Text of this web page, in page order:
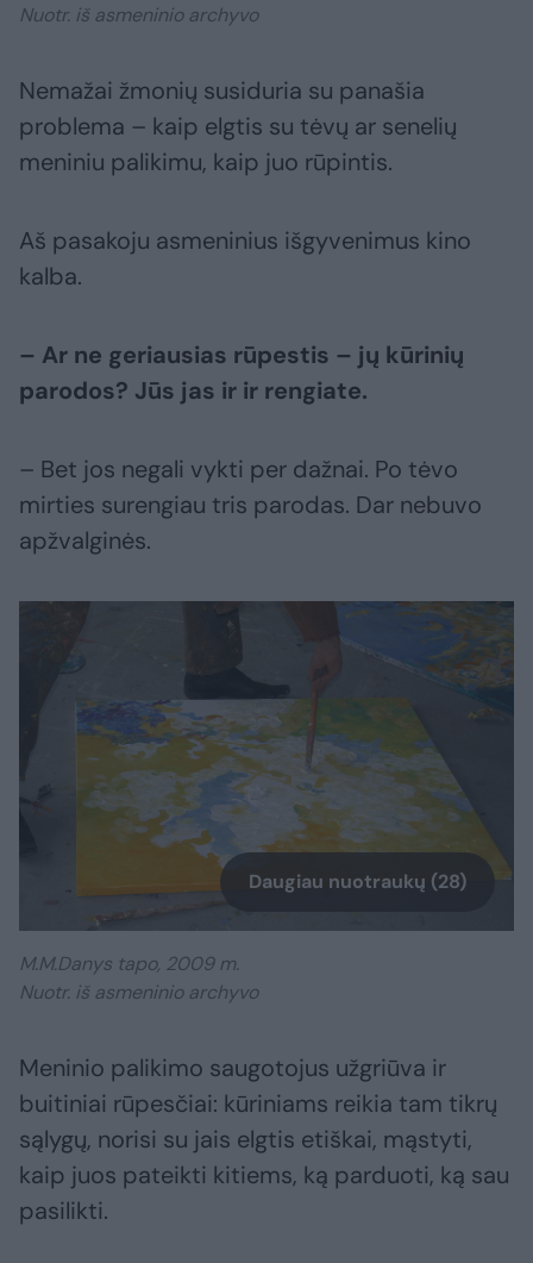
Nuotr. iš asmeninio archyvo
Nemažai žmonių susiduria su panašia
problema – kaip elgtis su tėvų ar senelių
meniniu palikimu, kaip juo rūpintis.
Aš pasakoju asmeninius išgyvenimus kino
kalba.
– Ar ne geriausias rūpestis – jų kūrinių
parodos? Jūs jas ir ir rengiate.
– Bet jos negali vykti per dažnai. Po tėvo
mirties surengiau tris parodas. Dar nebuvo
apžvalginės.
Daugiau nuotraukų (28)
M.M.Danys tapo, 2009 m.
Nuotr. iš asmeninio archyvo
Meninio palikimo saugotojus užgriūva ir
buitiniai rūpesčiai: kūriniams reikia tam tikrų
sąlygų, norisi su jais elgtis etiškai, mąstyti,
kaip juos pateikti kitiems, ką parduoti, ką sau
pasilikti.